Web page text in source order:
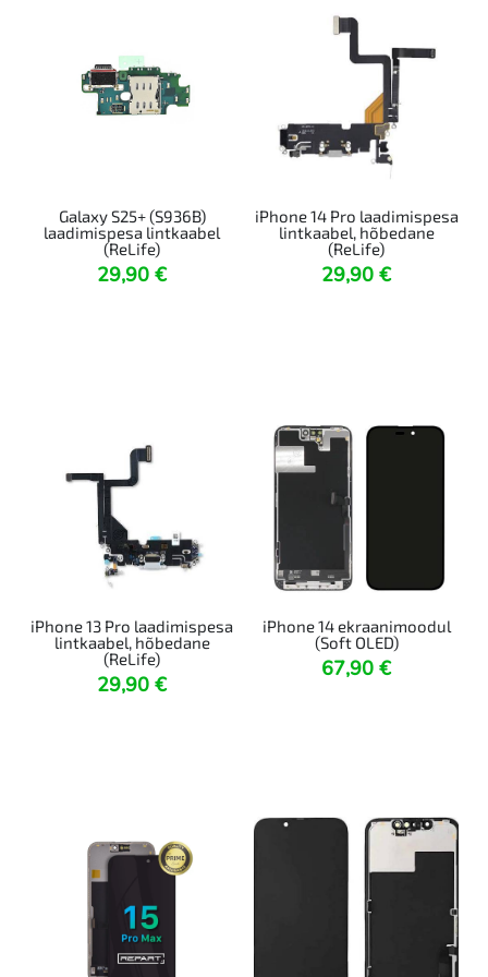
Galaxy S25+ (S936B)
laadimispesa lintkaabel
(ReLife)
29,90 €
iPhone 14 Pro laadimispesa
lintkaabel, hõbedane
(ReLife)
29,90 €
iPhone 13 Pro laadimispesa
lintkaabel, hõbedane
(ReLife)
29,90 €
iPhone 14 ekraanimoodul
(Soft OLED)
67,90 €